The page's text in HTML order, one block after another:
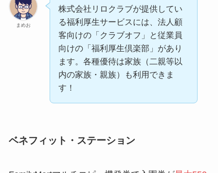
まめお
株式会社リロクラブが提供してい
る福利厚生サービスには、法人顧
客向けの「クラブオフ」と従業員
向けの「福利厚生倶楽部」があり
ます。各種優待は家族（二親等以
内の家族・親族）も利用できま
す！
ベネフィット・ステーション